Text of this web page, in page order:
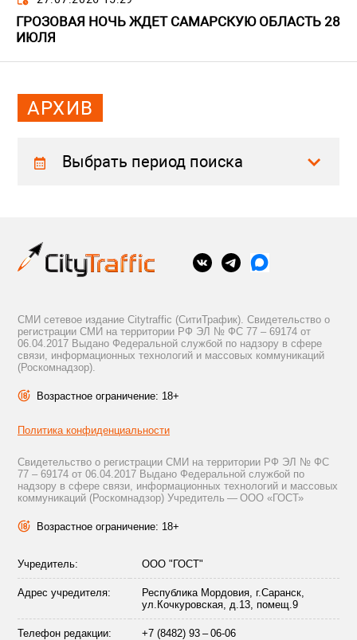
ГРОЗОВАЯ НОЧЬ ЖДЕТ САМАРСКУЮ ОБЛАСТЬ 28
ИЮЛЯ
АРХИВ
Выбрать период поиска
СМИ сетевое издание Citytraffic (СитиТрафик). Свидетельство о
регистрации СМИ на территории РФ ЭЛ № ФС 77 – 69174 от
06.04.2017 Выдано Федеральной службой по надзору в сфере
связи, информационных технологий и массовых коммуникаций
(Роскомнадзор).
Возрастное ограничение: 18+
Политика конфиденциальности
Свидетельство о регистрации СМИ на территории РФ ЭЛ № ФС
77 – 69174 от 06.04.2017 Выдано Федеральной службой по
надзору в сфере связи, информационных технологий и массовых
коммуникаций (Роскомнадзор) Учредитель — ООО «ГОСТ»
Возрастное ограничение: 18+
Учредитель: ООО "ГОСТ"
Адрес учредителя:
Республика Мордовия, г.Саранск,
ул.Кочкуровская, д.13, помещ.9
Телефон редакции: +7 (8482) 93 – 06-06